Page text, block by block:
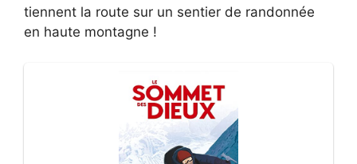
tiennent la route sur un sentier de randonnée
en haute montagne !